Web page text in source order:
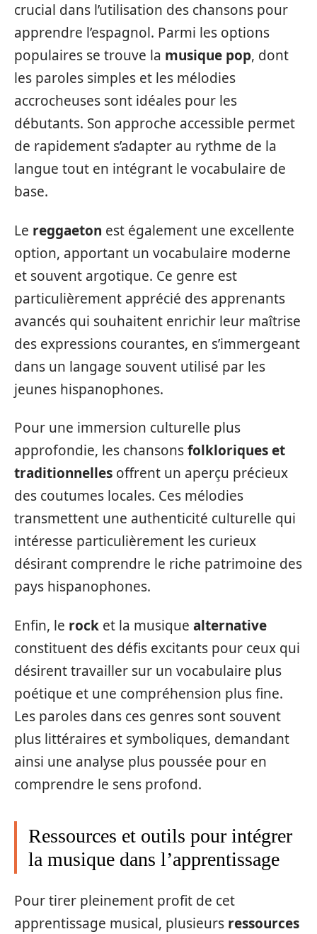
crucial dans l’utilisation des chansons pour
apprendre l’espagnol. Parmi les options
populaires se trouve la musique pop, dont
les paroles simples et les mélodies
accrocheuses sont idéales pour les
débutants. Son approche accessible permet
de rapidement s’adapter au rythme de la
langue tout en intégrant le vocabulaire de
base.
Le reggaeton est également une excellente
option, apportant un vocabulaire moderne
et souvent argotique. Ce genre est
particulièrement apprécié des apprenants
avancés qui souhaitent enrichir leur maîtrise
des expressions courantes, en s’immergeant
dans un langage souvent utilisé par les
jeunes hispanophones.
Pour une immersion culturelle plus
approfondie, les chansonsfolkloriques et
traditionnelles offrent un aperçu précieux
des coutumes locales. Ces mélodies
transmettent une authenticité culturelle qui
intéresse particulièrement les curieux
désirant comprendre le riche patrimoine des
pays hispanophones.
Enfin, le rock et la musique alternative
constituent des défis excitants pour ceux qui
désirent travailler sur un vocabulaire plus
poétique et une compréhension plus fine.
Les paroles dans ces genres sont souvent
plus littéraires et symboliques, demandant
ainsi une analyse plus poussée pour en
comprendre le sens profond.
Ressources et outils pour intégrer
la musique dans l’apprentissage
Pour tirer pleinement profit de cet
apprentissage musical, plusieurs ressources